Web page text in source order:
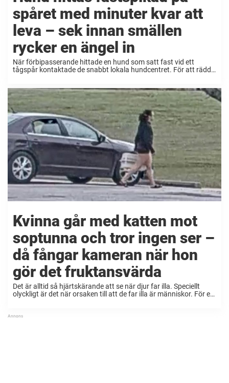
spåret med minuter kvar att
leva – sek innan smällen
rycker en ängel in
När förbipasserande hittade en hund som satt fast vid ett
tågspår kontaktade de snabbt lokala hundcentret. För att rädda
Kvinna går med katten mot
soptunna och tror ingen ser –
då fångar kameran när hon
gör det fruktansvärda
Det är alltid så hjärtskärande att se när djur far illa. Speciellt
olyckligt är det när orsaken till att de far illa är människor. För ett